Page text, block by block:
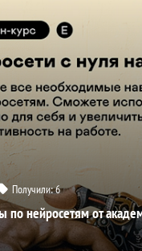
Получили:6
по нейросетям от